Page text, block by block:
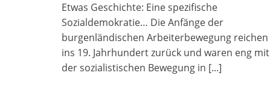
Etwas Geschichte: Eine spezifische
Sozialdemokratie… Die Anfänge der
burgenländischen Arbeiterbewegung reichen
ins 19. Jahrhundert zurück und waren eng mit
der sozialistischen Bewegung in [...]